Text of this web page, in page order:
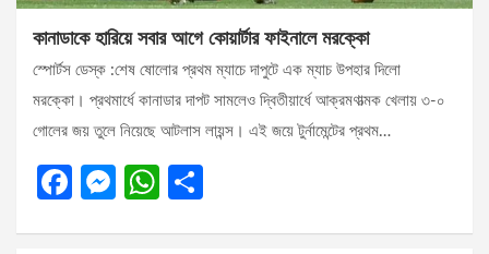
কানাডাকে হারিয়ে সবার আগে কোয়ার্টার ফাইনালে মরক্কো
স্পোর্টস ডেস্ক :শেষ ষোলোর প্রথম ম্যাচে দাপুটে এক ম্যাচ উপহার দিলো
মরক্কো। প্রথমার্ধে কানাডার দাপট সামলেও দ্বিতীয়ার্ধে আক্রমণাত্মক খেলায় ৩-০
গোলের জয় তুলে নিয়েছে আটলাস লায়ন্স। এই জয়ে টুর্নামেন্টের প্রথম…
F
M W